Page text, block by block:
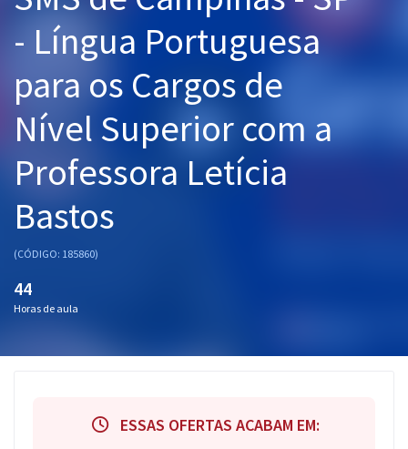
Graduação
OAB
Mentorias
Questões grátis
Conteúdo gratuito
Blog
Aprovados
- Língua Portuguesa
para os Cargos de
Nível Superior com a
Professora Letícia
Bastos
(CÓDIGO: 185860)
44
Horas de aula
ESSAS OFERTAS ACABAM EM: